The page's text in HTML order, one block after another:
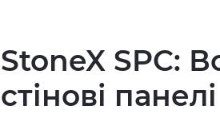
StoneX SPC:
стінові